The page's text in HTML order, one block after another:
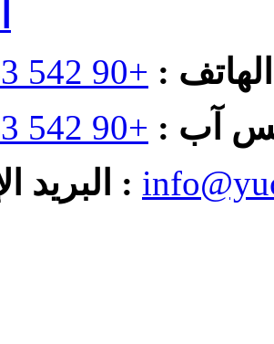
الهاتف : +90 542 143 03 60
آب : +90 542 143 03 60
البريد الإلكتروني :